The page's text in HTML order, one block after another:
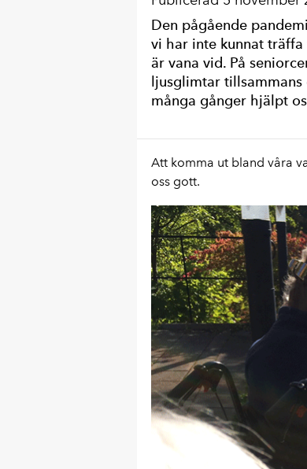
Den pågående
vi har inte kunnat
är vana vid. På
ljusglimtar
många gånger hjälpt
Att komma ut bland våra
oss gott.